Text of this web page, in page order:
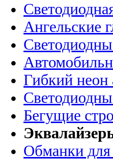
Ангельские
Гибкий
Бегущие
Обманки для